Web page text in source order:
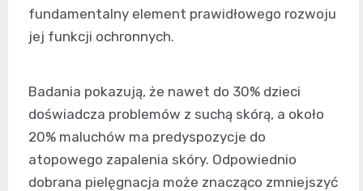
fundamentalny element prawidłowego rozwoju
jej funkcji ochronnych.
Badania pokazują, że nawet do 30% dzieci
doświadcza problemów z suchą skórą, a około
20% maluchów ma predyspozycje do
atopowego zapalenia skóry. Odpowiednio
dobrana pielęgnacja może znacząco zmniejszyć